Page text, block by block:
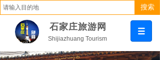
搜索
石家庄旅游网
Shijiazhuang Tourism